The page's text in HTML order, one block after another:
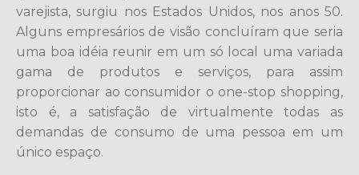
varejista, surgiu nos Estados Unidos, nos anos 50.
Alguns empresários de visão concluíram que seria
uma boa idéia reunir em um só local uma variada
gama de produtos e serviços, para assim
proporcionar ao consumidor o one-stop shopping,
isto é, a satisfação de virtualmente todas as
demandas de consumo de uma pessoa em um
único espaço.